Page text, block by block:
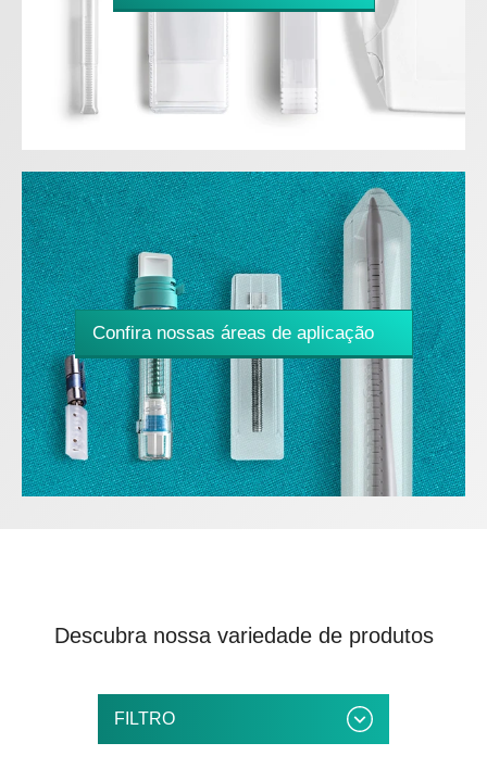
Confira nossas áreas de aplicação
Descubra nossa variedade de produtos
FILTRO